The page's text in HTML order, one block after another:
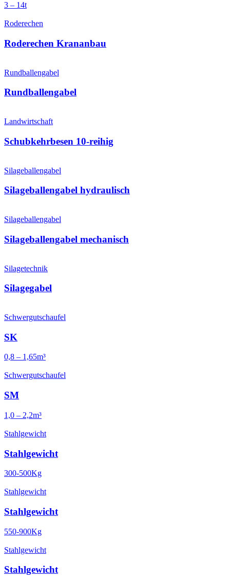
3 – 14t
Roderechen
Roderechen Krananbau
Rundballengabel
Rundballen­gabel
Landwirtschaft
Schubkehr­besen 10-reihig
Silageballengabel
Silageballen­gabel hydraulisch
Silageballengabel
Silageballen­gabel mechanisch
Silagetechnik
Silagegabel
Schwergutschaufel
SK
0,8 – 1,65m³
Schwergutschaufel
SM
1,0 – 2,2m³
Stahlgewicht
Stahlgewicht
300-500Kg
Stahlgewicht
Stahlgewicht
550-900Kg
Stahlgewicht
Stahlgewicht